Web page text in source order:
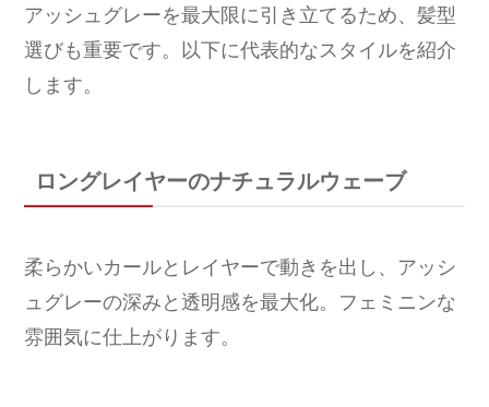
アッシュグレーを最大限に引き立てるため、髪型
選びも重要です。以下に代表的なスタイルを紹介
します。
ロングレイヤーのナチュラルウェーブ
柔らかいカールとレイヤーで動きを出し、アッシ
ュグレーの深みと透明感を最大化。フェミニンな
雰囲気に仕上がります。